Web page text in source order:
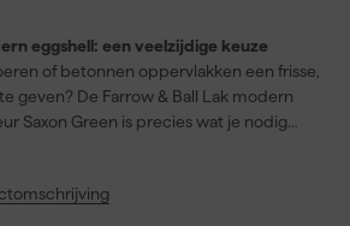
eggshell: een veelzijdige keuze
of betonnen oppervlakken een frisse,
geven? De Farrow & Ball Lak modern
Saxon Green is precies wat je nodig
of het nu gaat om je houten